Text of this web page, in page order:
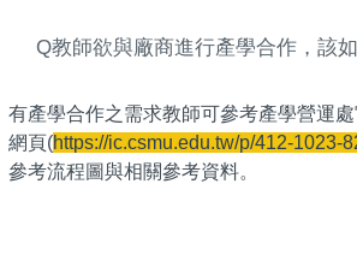
Q教師欲與廠商進行產學合作，該
有產學合作之需求教師可參考產學營運
網頁(https://ic.csmu.edu.tw/p/412-1023-
參考流程圖與相關參考資料。